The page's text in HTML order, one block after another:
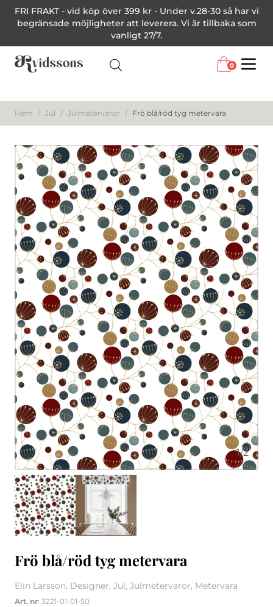
FRI FRAKT - vid köp över 399 kr - Under v.28-30 så har vi
begränsade möjligheter att leverera. Vi är tillbaka som
vanligt 27/7.
0
Hem / Jul / Julmetervaror / Frö blå/röd tyg metervara
1/2
Frö blå/röd tyg metervara
Elin Larsson, Designer, Jul, Julmetervaror, Metervara
Art. nr: 3221-01-01-50